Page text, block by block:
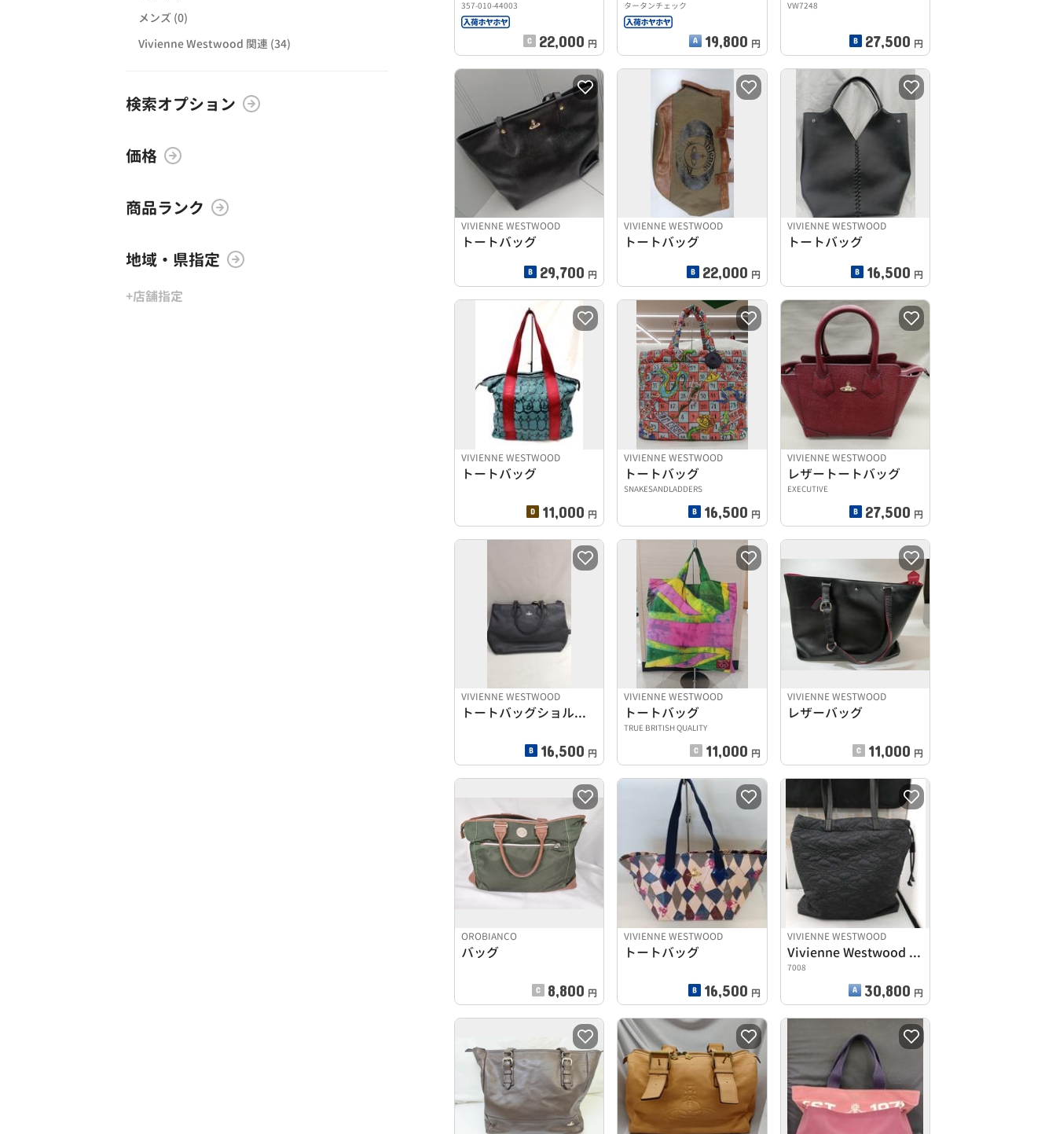
メンズ (0)
Vivienne Westwood 関連 (34)
検索オプション
価格
商品ランク
地域・県指定
+店舗指定
357-010-44003
22,000 円
タータンチェック
19,800 円
VW7248
27,500 円
VIVIENNE WESTWOOD
トートバッグ
29,700 円
VIVIENNE WESTWOOD
トートバッグ
22,000 円
VIVIENNE WESTWOOD
トートバッグ
16,500 円
VIVIENNE WESTWOOD
トートバッグ
11,000 円
VIVIENNE WESTWOOD
トートバッグ
SNAKESANDLADDERS
16,500 円
VIVIENNE WESTWOOD
レザートートバッグ
EXECUTIVE
27,500 円
VIVIENNE WESTWOOD
トートバッグショルダーバッグ
16,500 円
VIVIENNE WESTWOOD
トートバッグ
TRUE BRITISH QUALITY
11,000 円
VIVIENNE WESTWOOD
レザーバッグ
11,000 円
OROBIANCO
バッグ
8,800 円
VIVIENNE WESTWOOD
トートバッグ
16,500 円
VIVIENNE WESTWOOD
Vivienne Westwood キルティングトートバッグ
7008
30,800 円